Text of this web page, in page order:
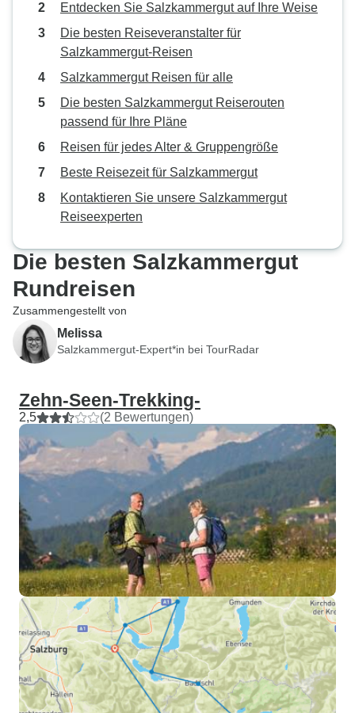
Entdecken Sie Salzkammergut auf Ihre Weise
Die besten Reiseveranstalter für
Salzkammergut-Reisen
Salzkammergut Reisen für alle
Die besten Salzkammergut Reiserouten
passend für Ihre Pläne
Reisen für jedes Alter & Gruppengröße
Beste Reisezeit für Salzkammergut
Kontaktieren Sie unsere Salzkammergut
Reiseexperten
Die besten Salzkammergut
Rundreisen
Zusammengestellt von
Melissa
Salzkammergut-Expert*in bei TourRadar
Zehn-Seen-Trekking-
2,5 (2 Bewertungen)